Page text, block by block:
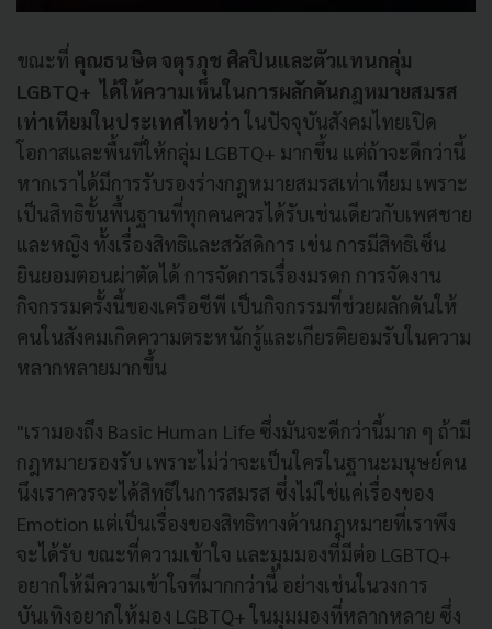
ขณะที่ คุณธนษิต จตุรภุช ศิลปินและตัวแทนกลุ่ม
LGBTQ+ ได้ให้ความเห็นในการผลักดันกฎหมายสมรส
เท่าเทียมในประเทศไทยว่าในปัจจุบันสังคมไทยเปิด
โอกาสและพื้นที่ให้กลุ่ม LGBTQ+ มากขึ้น แต่ถ้าจะดีกว่านี้
หากเราได้มีการรับรองร่างกฎหมายสมรสเท่าเทียม เพราะ
เป็นสิทธิขั้นพื้นฐานที่ทุกคนควรได้รับเช่นเดียวกับเพศชาย
และหญิง ทั้งเรื่องสิทธิและสวัสดิการ เข่น การมีสิทธิเซ็น
ยินยอมตอนผ่าตัดได้ การจัดการเรื่องมรดก การจัดงาน
กิจกรรมครั้งนี้ของเครือซีพี เป็นกิจกรรมที่ช่วยผลักดันให้
คนในสังคมเกิดความตระหนักรู้และเกียรติยอมรับในความ
หลากหลายมากขึ้น
"เรามองถึง Basic Human Life ซึ่งมันจะดีกว่านี้มาก ๆ ถ้ามี
กฎหมายรองรับ เพราะไม่ว่าจะเป็นใครในฐานะมนุษย์คน
นึงเราควรจะได้สิทธิในการสมรส ซึ่งไม่ใช่แค่เรื่องของ
Emotion แต่เป็นเรื่องของสิทธิทางด้านกฎหมายที่เราพึง
จะได้รับ ขณะที่ความเข้าใจ และมุมมองที่มีต่อ LGBTQ+
อยากให้มีความเข้าใจที่มากกว่านี้ อย่างเช่นในวงการ
บันเทิงอยากให้มอง LGBTQ+ ในมุมมองที่หลากหลาย ซึ่ง